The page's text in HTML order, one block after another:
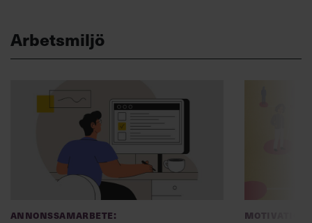
Arbetsmiljö
Annonssamarbete:
Motivation